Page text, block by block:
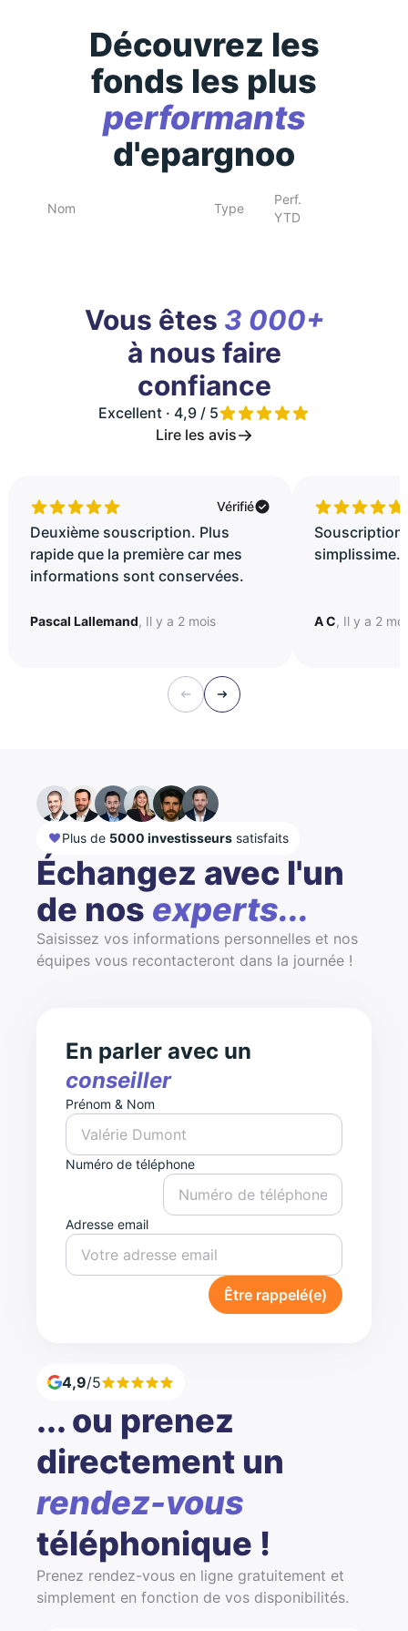
Découvrez les
fonds les plus
performants
d'epargnoo
Nom Type
Perf.
YTD
Vous êtes 3 000+
à nous faire
confiance
Excellent · 4,9 / 5
Lire les avis
Vérifié
Deuxième souscription. Plus
rapide que la première car mes
informations sont conservées.
Pascal Lallemand, Il y a 2 mois
Souscription
A C, Il y a 2
Plus de 5000 investisseurs satisfaits
Échangez avec l'un
de nos experts...
Saisissez vos informations personnelles et nos
équipes vous recontacteront dans la journée !
En parler avec un
conseiller
Prénom & Nom
Numéro de téléphone
Adresse email
Être rappelé(e)
4,9/5
... ou prenez
directement un
rendez-vous
téléphonique !
Prenez rendez-vous en ligne gratuitement et
simplement en fonction de vos disponibilités.